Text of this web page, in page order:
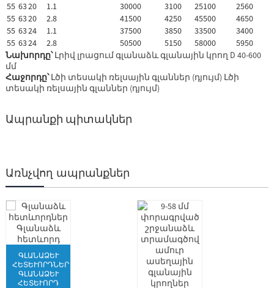
55 6320 1.1 30000 3100 25100
2560
55 6320 2.8 41500 4250 45500
4650
55 6324 1.1 37500 3850 33500
3400
55 6324 2.8 50500 5150 58000
5950
Նախորդը՝ Լրիվ լրացում գլանաձև գլանային կրող D 40-600
մմ
Հաջորդը՝ Լծի տեսակի ռելսային գլաններ (դյույմ) Լծի
տեսակի ռելսային գլաններ (դյույմ)
Ապրանքի պիտակներ
Առնչվող ապրանքներ
ԳԼԱՆԱՁԵՒ Հ
ԵՏԵՒՈՐԴՆԵՐ ԳԼ
ԱՆԱՁԵՒ ՀԵՏ
ԵՒՈՐԴ